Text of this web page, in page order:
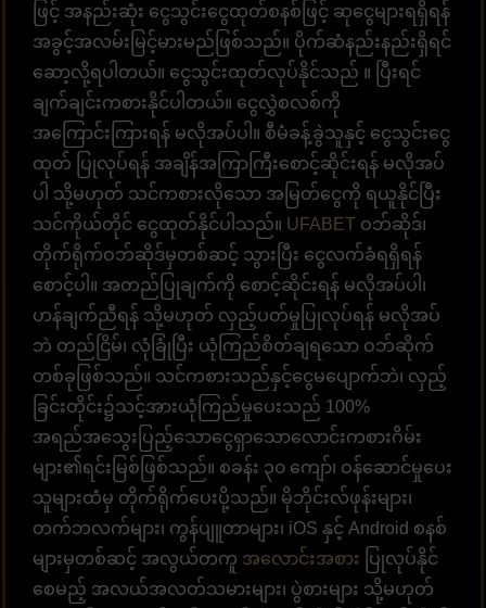
ဖြင့် အနည်းဆုံး ငွေသွင်းငွေထုတ်စနစ်ဖြင့် ဆုငွေများရရှိရန်
အခွင့်အလမ်းမြင့်မားမည်ဖြစ်သည်။ ပိုက်ဆံနည်းနည်းရှိရင်
ဆော့လို့ရပါတယ်။ ငွေသွင်းထုတ်လုပ်နိုင်သည် ။ ပြီးရင်
ချက်ချင်းကစားနိုင်ပါတယ်။ ငွေလွှဲစလစ်ကို
အကြောင်းကြားရန် မလိုအပ်ပါ။ စီမံခန့်ခွဲသူနှင့် ငွေသွင်းငွေ
ထုတ် ပြုလုပ်ရန် အချိန်အကြာကြီးစောင့်ဆိုင်းရန် မလိုအပ်
ပါ သို့မဟုတ် သင်ကစားလိုသော အမြတ်ငွေကို ရယူနိုင်ပြီး
သင်ကိုယ်တိုင် ငွေထုတ်နိုင်ပါသည်။ UFABET ဝဘ်ဆိုဒ်၊
တိုက်ရိုက်ဝဘ်ဆိုဒ်မှတစ်ဆင့် သွားပြီး ငွေလက်ခံရရှိရန်
စောင့်ပါ။ အတည်ပြုချက်ကို စောင့်ဆိုင်းရန် မလိုအပ်ပါ၊
ဟန်ချက်ညီရန် သို့မဟုတ် လှည့်ပတ်မှုပြုလုပ်ရန် မလိုအပ်
ဘဲ တည်ငြိမ်၊ လုံခြုံပြီး ယုံကြည်စိတ်ချရသော ဝဘ်ဆိုက်
တစ်ခုဖြစ်သည်။ သင်ကစားသည်နှင့်ငွေမပျောက်ဘဲ၊ လှည့်
ခြင်းတိုင်း၌သင့်အားယုံကြည်မှုပေးသည် 100%
အရည်အသွေးပြည့်သောငွေရှာသောလောင်းကစားဂိမ်း
များ၏ရင်းမြစ်ဖြစ်သည်။ စခန်း ၃၀ ကျော်၊ ဝန်ဆောင်မှုပေး
သူများထံမှ တိုက်ရိုက်ပေးပို့သည်။ မိုဘိုင်းလ်ဖုန်းများ၊
တက်ဘလက်များ၊ ကွန်ပျူတာများ၊ iOS နှင့် Android စနစ်
များမှတစ်ဆင့် အလွယ်တကူ အလောင်းအစား ပြုလုပ်နိုင်
စေမည့် အလယ်အလတ်သမားများ၊ ပွဲစားများ သို့မဟုတ်